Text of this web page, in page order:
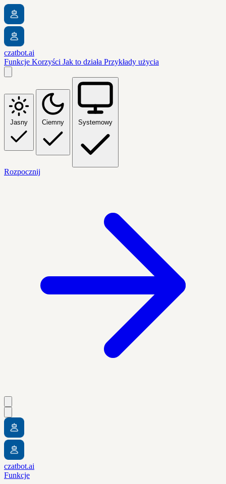
czatbot.ai
Funkcje Korzyści Jak to działa Przykłady użycia
Jasny Ciemny Systemowy
Rozpocznij
czatbot.ai
Funkcje